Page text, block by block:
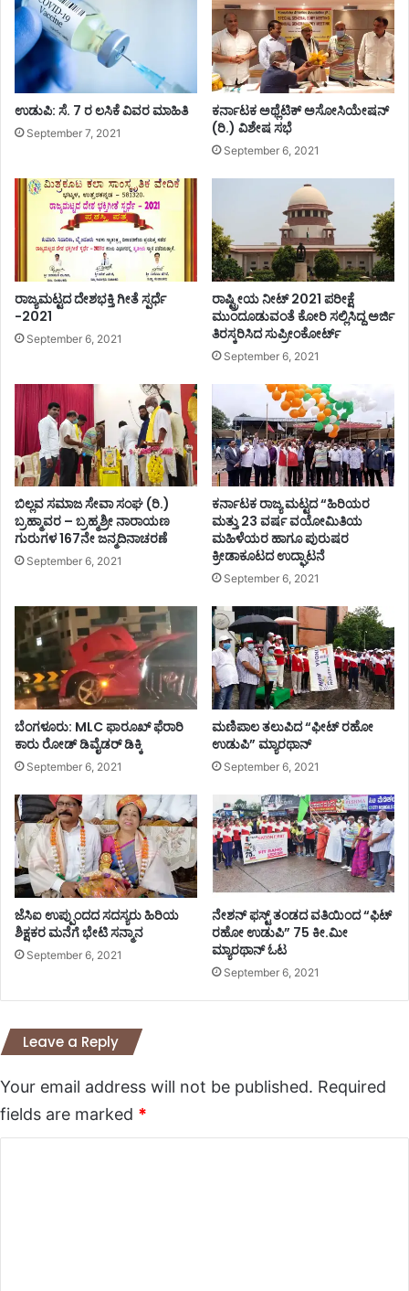
ಉ
ಡು
ಪಿ
ಬಿ
ಲ್
ಲ
ವ
ವೇ
ಕೆ
ವಿ
ಉಡುಪಿ: ಸೆ. 7 ರ ಲಸಿಕೆ ವಿವರ ಮಾಹಿತಿ
September 7, 2021
ಕರ್ನಾಟಕ ಅಥ್ಲೆಟಿಕ್ ಅಸೋಸಿಯೇಷನ್
(ರಿ.) ವಿಶೇಷ ಸಭೆ
September 6, 2021
ರಾಜ್ಯಮಟ್ಟದ ದೇಶಭಕ್ತಿ ಗೀತೆ ಸ್ಪರ್ಧೆ
-2021
September 6, 2021
ರಾಷ್ಟ್ರೀಯ ನೀಟ್ 2021 ಪರೀಕ್ಷೆ
ಮುಂದೂಡುವಂತೆ ಕೋರಿ ಸಲ್ಲಿಸಿದ್ದ ಅರ್ಜಿ
ತಿರಸ್ಕರಿಸಿದ ಸುಪ್ರೀಂಕೋರ್ಟ್
September 6, 2021
ಬಿಲ್ಲವ ಸಮಾಜ ಸೇವಾ ಸಂಘ (ರಿ.)
ಬ್ರಹ್ಮಾವರ – ಬ್ರಹ್ಮಶ್ರೀ ನಾರಾಯಣ
ಗುರುಗಳ 167ನೇ ಜನ್ಮದಿನಾಚರಣೆ
September 6, 2021
ಕರ್ನಾಟಕ ರಾಜ್ಯ ಮಟ್ಟದ “ಹಿರಿಯರ
ಮತ್ತು 23 ವರ್ಷ ವಯೋಮಿತಿಯ
ಮಹಿಳೆಯರ ಹಾಗೂ ಪುರುಷರ
ಕ್ರೀಡಾಕೂಟದ ಉದ್ಘಾಟನೆ
September 6, 2021
ಬೆಂಗಳೂರು: MLC ಫಾರೂಖ್ ಫೆರಾರಿ
ಕಾರು ರೋಡ್​​ ಡಿವೈಡರ್​​ ಡಿಕ್ಕಿ
September 6, 2021
ಮಣಿಪಾಲ ತಲುಪಿದ “ಫೀಟ್ ರಹೋ
ಉಡುಪಿ” ಮ್ಯಾರಥಾನ್
September 6, 2021
ಜೆಸಿಐ ಉಪ್ಪುಂದದ ಸದಸ್ಯರು ಹಿರಿಯ
ಶಿಕ್ಷಕರ ಮನೆಗೆ ಭೇಟಿ ಸನ್ಮಾನ
September 6, 2021
ನೇಶನ್ ಫಸ್ಟ್ ತಂಡದ ವತಿಯಿಂದ “ಫಿಟ್
ರಹೋ ಉಡುಪಿ” 75 ಕೀ.ಮೀ
ಮ್ಯಾರಥಾನ್ ಓಟ
September 6, 2021
Leave a Reply
Your email address will not be published. Required
fields are marked *